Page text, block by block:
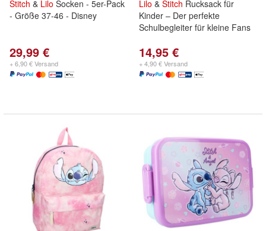
Stitch & Lilo Socken - 5er-Pack
- Größe 37-46 - Disney
29,99 €
+ 6,90 € Versand
Lilo & Stitch Rucksack für
Kinder – Der perfekte
Schulbegleiter für kleine Fans
14,95 €
+ 4,90 € Versand